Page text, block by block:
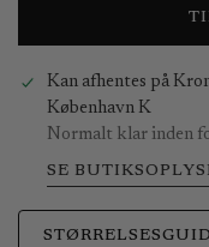
Kan afhentes på
København K
Normalt klar inden
SE